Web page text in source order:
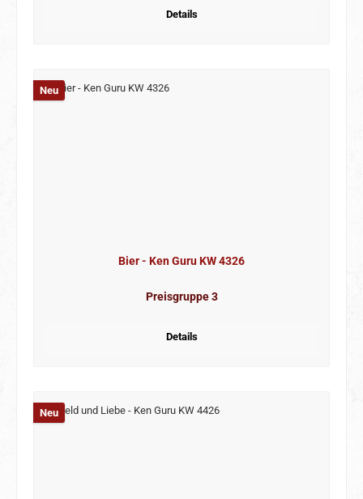
Details
Neu
Bier - Ken Guru KW 4326
Preisgruppe 3
Details
Neu